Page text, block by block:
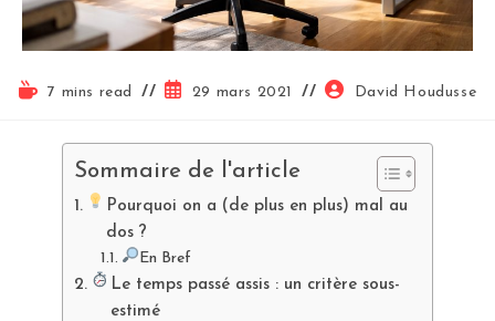
7 mins read 29 mars 2021 David Houdusse
Sommaire de l'article
Pourquoi on a (de plus en plus) mal au
dos ?
En Bref
Le temps passé assis : un critère sous-
estimé